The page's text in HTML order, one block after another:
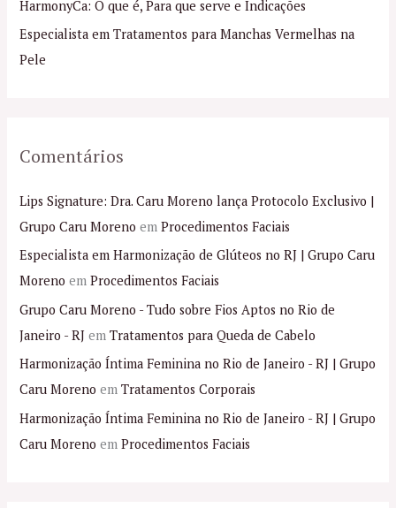
p
o
r
HarmonyCa: O que é, Para que serve e Indicações
Especialista em Tratamentos para Manchas Vermelhas na
Pele
Comentários
Lips Signature: Dra. Caru Moreno lança Protocolo Exclusivo |
Grupo Caru Moreno emProcedimentos Faciais
Especialista em Harmonização de Glúteos no RJ | Grupo Caru
Moreno emProcedimentos Faciais
Grupo Caru Moreno - Tudo sobre Fios Aptos no Rio de
Janeiro - RJ emTratamentos para Queda de Cabelo
Harmonização Íntima Feminina no Rio de Janeiro - RJ | Grupo
Caru Moreno emTratamentos Corporais
Harmonização Íntima Feminina no Rio de Janeiro - RJ | Grupo
Caru Moreno emProcedimentos Faciais